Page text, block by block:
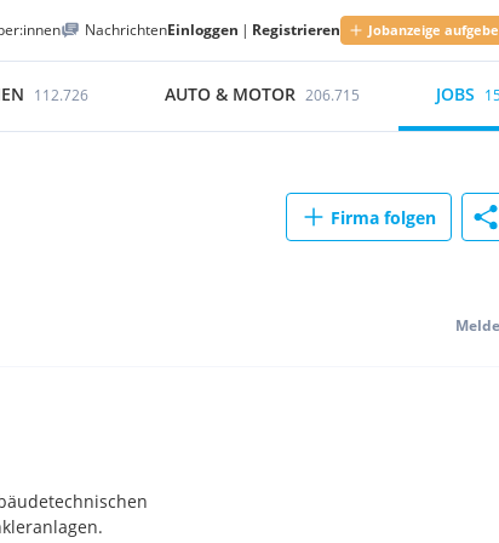
NachrichtenEinloggen | Registrieren Jobanzeige
112.726 AUTO & MOTOR 206.715 JOBS
Firma folgen